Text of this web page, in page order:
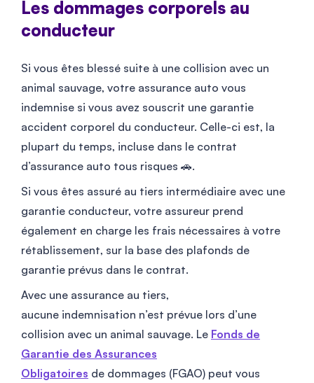
Les dommages corporels au
conducteur
Si vous êtes blessé suite à une collision avec un
animal sauvage, votre assurance auto vous
indemnise si vous avez souscrit une garantie
accident corporel du conducteur. Celle-ci est, la
plupart du temps, incluse dans le contrat
d’assurance auto tous risques 🚗.
Si vous êtes assuré au tiers intermédiaire avec une
garantie conducteur, votre assureur prend
également en charge les frais nécessaires à votre
rétablissement, sur la base des plafonds de
garantie prévus dans le contrat.
Avec une assurance au tiers,
aucune indemnisation n’est prévue lors d’une
collision avec un animal sauvage. Le Fonds de
Garantie des Assurances
Obligatoires de dommages (FGAO) peut vous